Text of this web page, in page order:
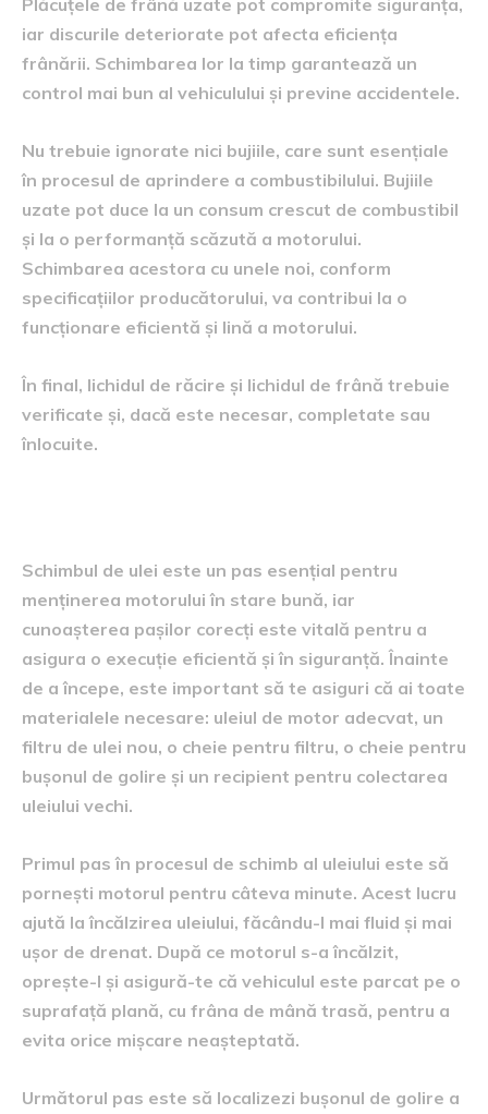
iar discurile deteriorate pot afecta eficiența
frânării. Schimbarea lor la timp garantează un
control mai bun al vehiculului și previne accidentele.
Nu trebuie ignorate nici bujiile, care sunt esențiale
în procesul de aprindere a combustibilului. Bujiile
uzate pot duce la un consum crescut de combustibil
și la o performanță scăzută a motorului.
Schimbarea acestora cu unele noi, conform
specificațiilor producătorului, va contribui la o
funcționare eficientă și lină a motorului.
În final, lichidul de răcire și lichidul de frână trebuie
verificate și, dacă este necesar, completate sau
înlocuite.
Schimbul de ulei este un pas esențial pentru
menținerea motorului în stare bună, iar
cunoașterea pașilor corecți este vitală pentru a
asigura o execuție eficientă și în siguranță. Înainte
de a începe, este important să te asiguri că ai toate
materialele necesare: uleiul de motor adecvat, un
filtru de ulei nou, o cheie pentru filtru, o cheie pentru
bușonul de golire și un recipient pentru colectarea
uleiului vechi.
Primul pas în procesul de schimb al uleiului este să
pornești motorul pentru câteva minute. Acest lucru
ajută la încălzirea uleiului, făcându-l mai fluid și mai
ușor de drenat. După ce motorul s-a încălzit,
oprește-l și asigură-te că vehiculul este parcat pe o
suprafață plană, cu frâna de mână trasă, pentru a
evita orice mișcare neașteptată.
Următorul pas este să localizezi bușonul de golire a